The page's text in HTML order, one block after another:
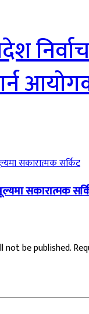
सकारात्मक
not be published.